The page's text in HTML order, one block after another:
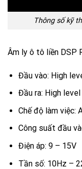
Thông số kỹ
Âm ly ô tô liền DSP
Đầu vào: High
Đầu ra: High
Chế độ làm việc:
Công suất đầu
Điện áp: 9 – 15V
Tần số: 10Hz –